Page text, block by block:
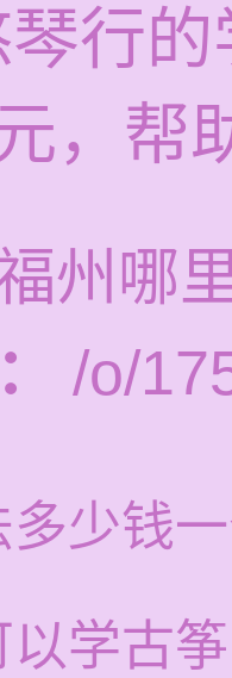
行
，帮
州哪
/o/
少钱
学古